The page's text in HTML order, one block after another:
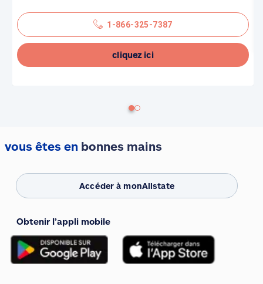
1-866-325-7387
cliquez ici
vous êtes en bonnes mains
Accéder à monAllstate
Obtenir l’appli mobile